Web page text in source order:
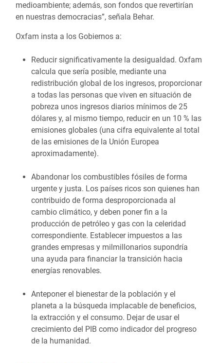
medioambiente; además, son fondos que revertirían
en nuestras democracias”, señala Behar.
Oxfam insta a los Gobiernos a:
Reducir significativamente la desigualdad. Oxfam
calcula que sería posible, mediante una
redistribución global de los ingresos, proporcionar
a todas las personas que viven en situación de
pobreza unos ingresos diarios mínimos de 25
dólares y, al mismo tiempo, reducir en un 10 % las
emisiones globales (una cifra equivalente al total
de las emisiones de la Unión Europea
aproximadamente).
Abandonar los combustibles fósiles de forma
urgente y justa. Los países ricos son quienes han
contribuido de forma desproporcionada al
cambio climático, y deben poner fin a la
producción de petróleo y gas con la celeridad
correspondiente. Establecer impuestos a las
grandes empresas y milmillonarios supondría
una ayuda para financiar la transición hacia
energías renovables.
Anteponer el bienestar de la población y el
planeta a la búsqueda implacable de beneficios,
la extracción y el consumo. Dejar de usar el
crecimiento del PIB como indicador del progreso
de la humanidad.